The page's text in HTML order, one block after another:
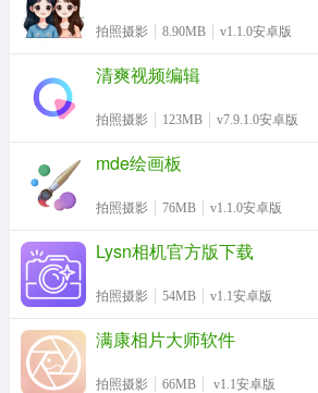
冒险解谜 策略卡牌
动作射击
拍照摄影 8.90MB v1.1.0安卓版
清爽视频编辑
拍照摄影 123MB v7.9.1.0安卓版
mde绘画板
拍照摄影 76MB v1.1.0安卓版
Lysn相机官方版下载
拍照摄影 54MB v1.1安卓版
满康相片大师软件
拍照摄影 66MB v1.1安卓版